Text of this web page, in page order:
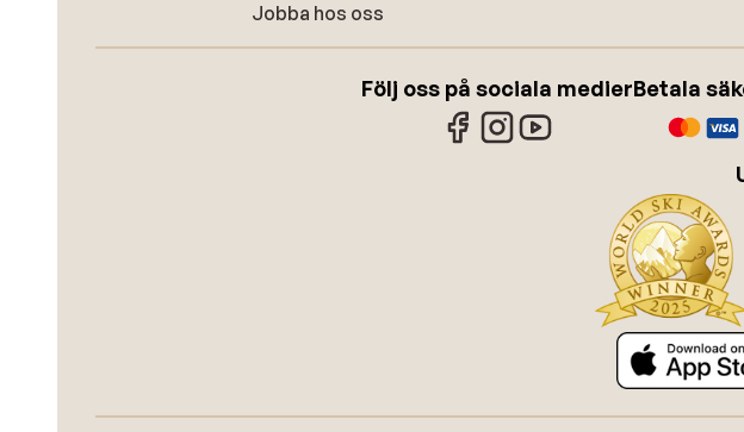
Jobba hos oss
Följ oss på sociala medierBetala